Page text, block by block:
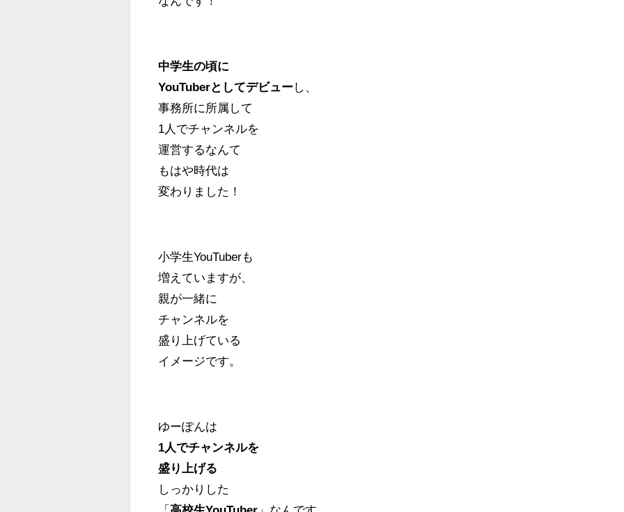
中学生の頃に
YouTuberとしてデビューし、
事務所に所属して
1人でチャンネルを
運営するなんて
もはや時代は
変わりました！
小学生YouTuberも
増えていますが、
親が一緒に
チャンネルを
盛り上げている
イメージです。
ゆーぽんは
1人でチャンネルを
盛り上げる
しっかりした